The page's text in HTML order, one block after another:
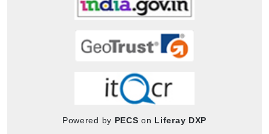
Powered by PECS on Liferay DXP